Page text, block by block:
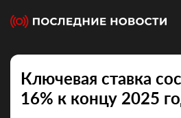
Ключевая ставка
16% к концу 2025